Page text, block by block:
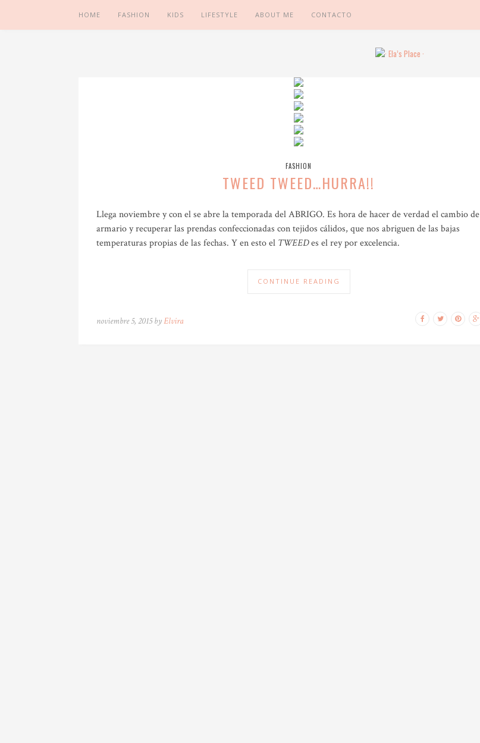
HOME FASHION KIDS LIFESTYLE ABOUT ME CONTACTO
FASHION
TWEED TWEED…HURRA!!
Llega noviembre y con el se abre la temporada del ABRIGO. Es hora de hacer de verdad el cambio de
armario y recuperar las prendas confeccionadas con tejidos cálidos, que nos abriguen de las bajas
temperaturas propias de las fechas. Y en esto el TWEEDes el rey por excelencia.
CONTINUE READING
noviembre 5, 2015 byElvira